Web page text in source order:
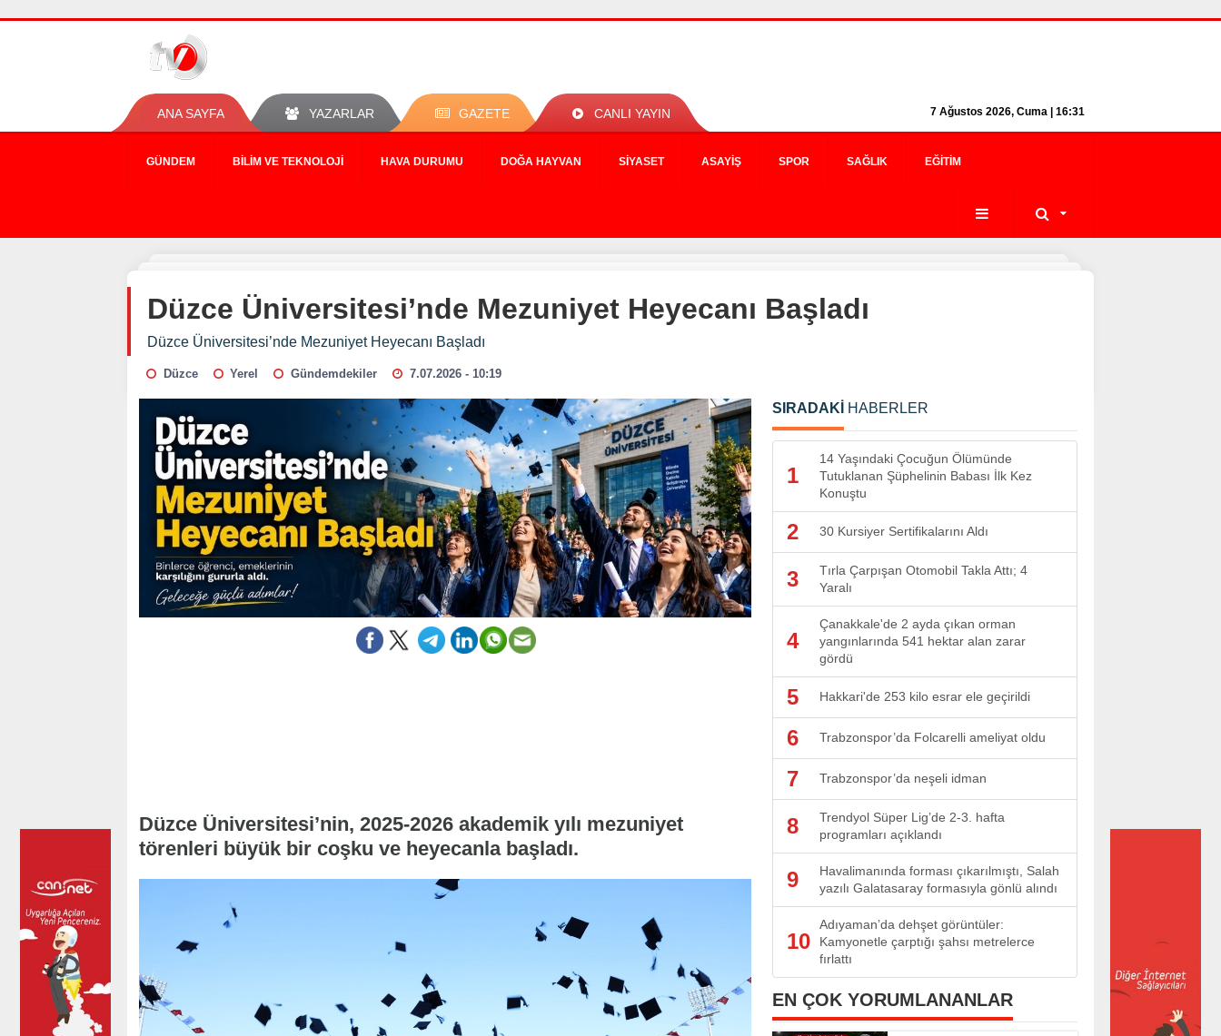
ANA SAYFA YAZARLAR GAZETE CANLI YAYIN 7 Ağustos 2026, Cuma | 16:31
GÜNDEM BILIM VE TEKNOLOJI HAVA DURUMU DOĞA HAYVAN SIYASET ASAYIŞ SPOR SAĞLIK EĞITIM
Düzce Üniversitesi’nde Mezuniyet Heyecanı Başladı
Düzce Üniversitesi’nde Mezuniyet Heyecanı Başladı
Düzce Yerel Gündemdekiler 7.07.2026 - 10:19
Düzce Üniversitesi’nin, 2025-2026 akademik yılı mezuniyet
törenleri büyük bir coşku ve heyecanla başladı.
SIRADAKİ HABERLER
1
14 Yaşındaki Çocuğun Ölümünde
Tutuklanan Şüphelinin Babası İlk Kez
Konuştu
2 30 Kursiyer Sertifikalarını Aldı
3
Tırla Çarpışan Otomobil Takla Attı; 4
Yaralı
4
Çanakkale'de 2 ayda çıkan orman
yangınlarında 541 hektar alan zarar
gördü
5 Hakkari'de 253 kilo esrar ele geçirildi
6 Trabzonspor’da Folcarelli ameliyat oldu
7 Trabzonspor’da neşeli idman
8
Trendyol Süper Lig’de 2-3. hafta
programları açıklandı
9
Havalimanında forması çıkarılmıştı, Salah
yazılı Galatasaray formasıyla gönlü alındı
10
Adıyaman’da dehşet görüntüler:
Kamyonetle çarptığı şahsı metrelerce
fırlattı
EN ÇOK YORUMLANANLAR